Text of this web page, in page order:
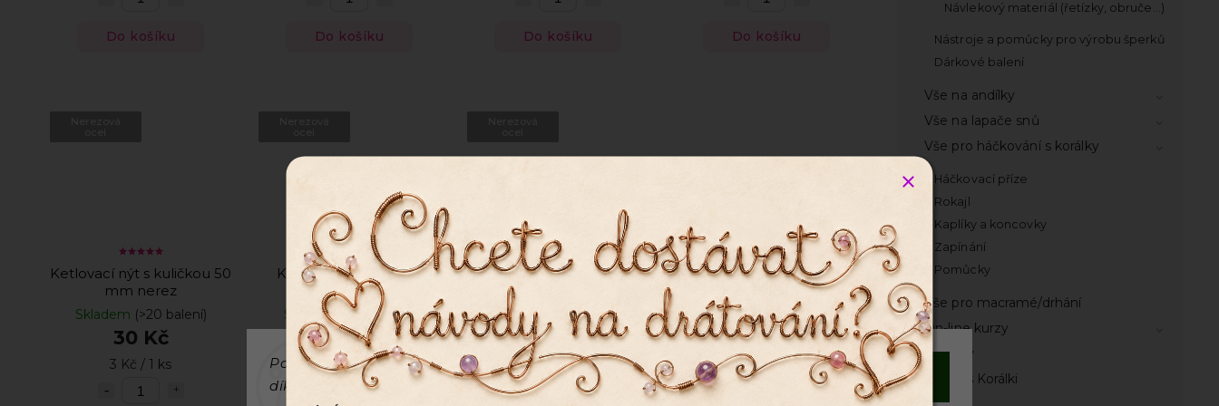
Používáme cookies, abychom Vám umožnili pohodlné prohlížení webu a
díky analýze provozu webu ho neustále zlepšovali.
Více infozde
Souhlasím
Návlekový materiál (řetízky, obruče...)
Nástroje a pomůcky pro výrobu šperků
Dárkové balení
Vše na andílky
Vše na lapače snů
Vše pro háčkování s korálky
Háčkovací příze
Rokajl
Kaplíky a koncovky
Zapínání
Pomůcky
Vše pro macramé/drhání
On-line kurzy
Návody
Časopis Korálki
Do košíku Do košíku Do košíku Do košíku
Ketlovací nýt s kuličkou 50
mm nerez
Skladem (>20 balení)
30 Kč
3 Kč / 1 ks
Ketlovací nýt 25 mm,
nerezová ocel
Skladem (>20 balení)
25 Kč
0,50 Kč / 1 ks
Ketlovací jehla 25 mm,
nerezová ocel
Skladem (10 balení)
30 Kč
0,60 Kč / 1 ks
Náušnicové zarážky silikon
Skladem(>20 balení)
20 Kč